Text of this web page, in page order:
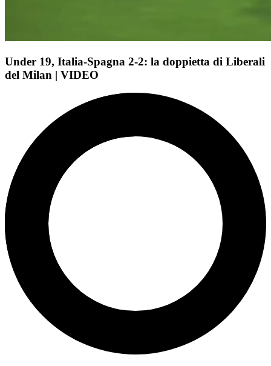
Under 19, Italia-Spagna 2-2: la doppietta di Liberali
del Milan | VIDEO